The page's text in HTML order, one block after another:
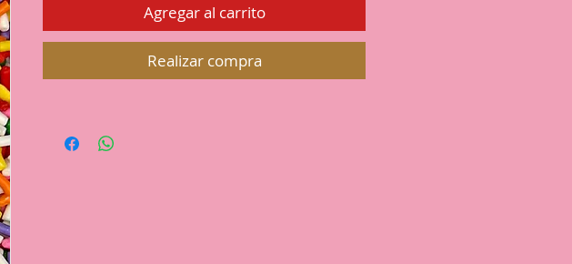
Agregar al carrito
Realizar compra